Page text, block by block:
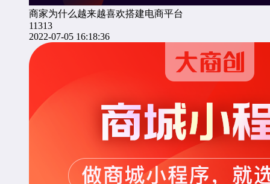
商家为什么越来越喜欢搭建电商平台
11313
2022-07-05 16:18:36